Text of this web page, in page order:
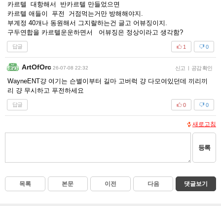
카르텔 대항해서 반카르텔 만들었으면
카르텔 애들이 푸전 거점먹는거만 방해해야지.
부계정 40개나 동원해서 그지랄하는건 글고 어뷰징이지.
구두연합을 카르텔운운하면서 어뷰징은 정상이라고 생각함?
답글 0
1
ArtOfOrc 26-07-08 22:32 신고 | 공감 확인
WayneENT걍 여기는 슨별이부터 길마 고버럭 걍 다모여있던데 끼리끼
리 걍 무시하고 푸전하세요
답글 0
0
새로고침
등록
목록 본문 이전 다음 댓글보기